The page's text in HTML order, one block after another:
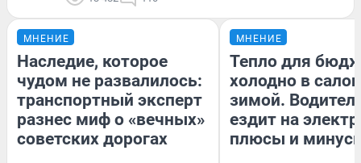
МНЕНИЕ
Наследие, которое
чудом не развалилось:
транспортный эксперт
разнес миф о «вечных»
советских дорогах
МНЕНИЕ
Тепло для
холодно в
зимой.
ездит на
плюсы и